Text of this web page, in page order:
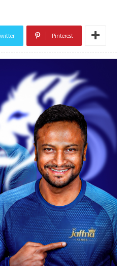
Pinterest